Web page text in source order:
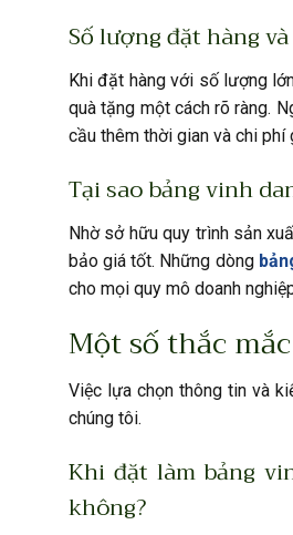
Số lượng đặt hàng
Khi đặt hàng với số lượng
quà tặng một cách rõ ràng.
cầu thêm thời gian và chi phí
Tại sao bảng vinh
Nhờ sở hữu quy trình sản
bảo giá tốt. Những dòng
cho mọi quy mô doanh
Một số thắc
Việc lựa chọn thông tin và
chúng tôi.
Khi đặt làm bảng
không?